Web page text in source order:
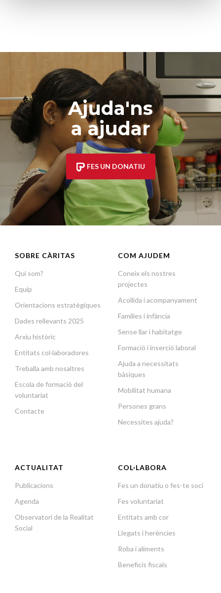
Ajuda'ns
a ajudar
FES UN DONATIU
SOBRE CÀRITAS
Qui som?
Equip
Orientacions estratègiques
Dades rellevants 2025
Arxiu històric
Entitats col·laboradores
Treballa amb nosaltres
Escola de formació del
voluntariat
Contacte
COM AJUDEM
Coneix els nostres
projectes
Acollida i acompanyament
Famílies i infància
Sense llar i habitatge
Formació i inserció laboral
Ajuda a necessitats
bàsiques
Mobilitat humana
Persones grans
Necessites ajuda?
ACTUALITAT
Publicacions
Agenda
Observatori de la Realitat
Social
COL·LABORA
Fes un donatiu o fes-te soci
Fes voluntariat
Entitats amb cor
Llegats i herències
Roba i aliments
Beneficis fiscals